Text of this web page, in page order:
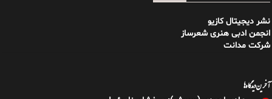
نشر دیجیتال کازیو
انجمن ادبی هنری شعرساز
شرکت مدانت
آخرین دیدگاه‌ها